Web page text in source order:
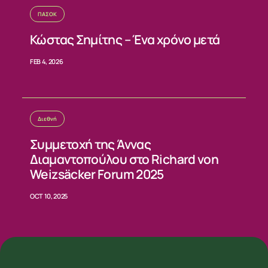
ΠΑΣΟΚ
Κώστας Σημίτης – Ένα χρόνο μετά
FEB 4, 2026
Διεθνή
Συμμετοχή της Άννας
Διαμαντοπούλου στο Richard von
Weizsäcker Forum 2025
OCT 10, 2025